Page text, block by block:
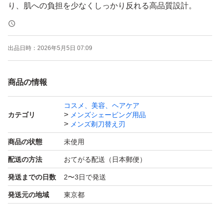
り、肌への負担を少なくしっかり反れる高品質設計。
純正品と比べて金額は3分の1以下に抑えられる為、とて
も経済的です。
ジレットフュージョンシリーズのどの本体にもお使い頂け
落札後、3日以内に発送致します。
ポスト投函となりますが、ポストに入らない場合は不在票
が入りますのでご自身で再配達をお手配下さい。
商品に問題がある場合は必ず評価前にご連絡下さい。
出品日時： 2026年5月5日 07:09
商品の情報
カテゴリ
コスメ、美容、ヘアケア
メンズシェービング用品
メンズ剃刀替え刃
商品の状態 未使用
配送の方法 おてがる配送（日本郵便）
発送までの日数 2〜3日で発送
発送元の地域 東京都